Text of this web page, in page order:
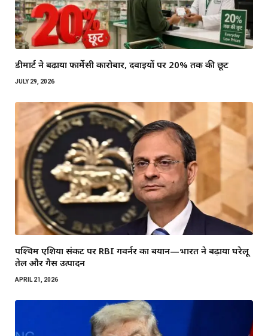
डीमार्ट ने बढ़ाया फार्मेसी कारोबार, दवाइयों पर 20% तक की छूट
JULY 29, 2026
पश्चिम एशिया संकट पर RBI गवर्नर का बयान—भारत ने बढ़ाया घरेलू
तेल और गैस उत्पादन
APRIL 21, 2026